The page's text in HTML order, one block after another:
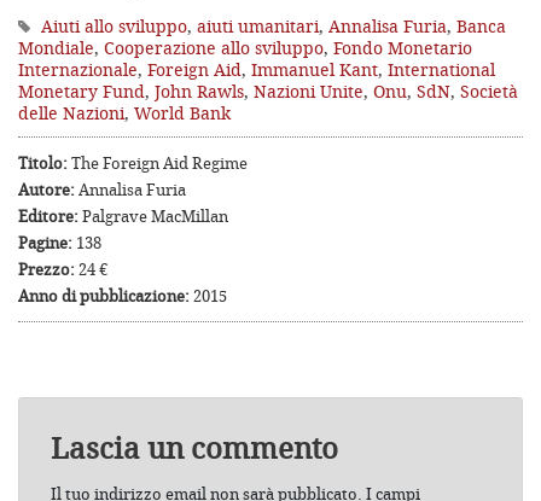
Aiuti allo sviluppo, aiuti umanitari, Annalisa Furia, Banca
Mondiale, Cooperazione allo sviluppo, Fondo Monetario
Internazionale, Foreign Aid, Immanuel Kant, International
Monetary Fund, John Rawls, Nazioni Unite, Onu, SdN, Società
delle Nazioni, World Bank
Titolo: The Foreign Aid Regime
Autore: Annalisa Furia
Editore: Palgrave MacMillan
Pagine: 138
Prezzo: 24 €
Anno di pubblicazione: 2015
Lascia un commento
Il tuo indirizzo email non sarà pubblicato. I campi